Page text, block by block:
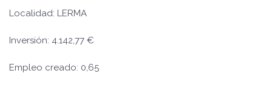
Localidad: LERMA
Inversión: 4.142,77 €
Empleo creado: 0,65